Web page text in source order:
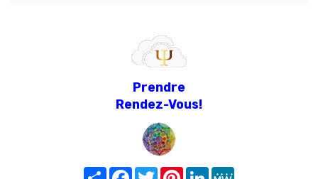
Prendre
Rendez-Vous!
Share FacebookTwitterPinterest
LinkedIn